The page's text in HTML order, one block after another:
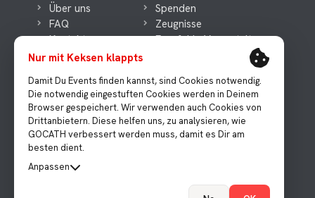
Über uns
FAQ
Kontakt
Spenden
Zeugnisse
Empfehle Veranstaltungen
WICHTIGES
Datenschutz
Impressum
MEDIEN
Presse
Instagram
Facebook
Katholische Veranstaltungen
Nur mit Keksen klappts
Damit Du Events finden kannst, sind Cookies notwendig.
Die notwendig eingestuften Cookies werden in Deinem
Browser gespeichert. Wir verwenden auch Cookies von
Drittanbietern. Diese helfen uns, zu analysieren, wie
GOCATH verbessert werden muss, damit es Dir am
besten dient.
Anpassen